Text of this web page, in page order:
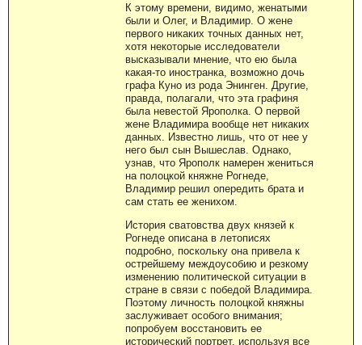
К этому времени, видимо, женатыми
были и Олег, и Владимир. О жене
первого никаких точных данных нет,
хотя некоторые исследователи
высказывали мнение, что ею была
какая-то иностранка, возможно дочь
графа Куно из рода Энинген. Другие,
правда, полагали, что эта графиня
была невестой Ярополка. О первой
жене Владимира вообще нет никаких
данных. Известно лишь, что от нее у
него был сын Вышеслав. Однако,
узнав, что Ярополк намерен жениться
на полоцкой княжне Рогнеде,
Владимир решил опередить брата и
сам стать ее женихом.
История сватовства двух князей к
Рогнеде описана в летописях
подробно, поскольку она привела к
острейшему междоусобию и резкому
изменению политической ситуации в
стране в связи с победой Владимира.
Поэтому личность полоцкой княжны
заслуживает особого внимания;
попробуем восстановить ее
исторический портрет, используя все